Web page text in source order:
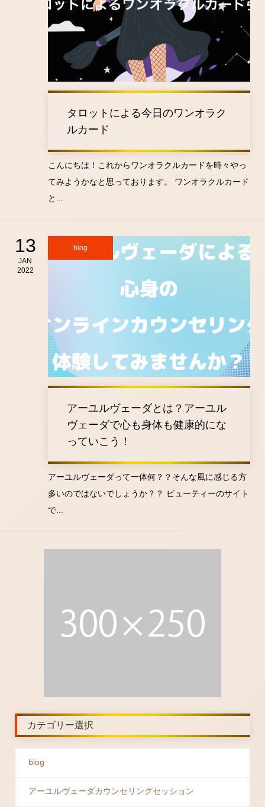
タロットによる今日のワンオラク
ルカード
こんにちは！これからワンオラクルカードを時々やっ
てみようかなと思っております。 ワンオラクルカード
と...
13
JAN
2022
blog
アーユルヴェーダとは？アーユル
ヴェーダで心も身体も健康的にな
っていこう！
アーユルヴェーダって一体何？？そんな風に感じる方
多いのではないでしょうか？？ ビューティーのサイト
で...
カテゴリー選択
blog
アーユルヴェーダカウンセリングセッション